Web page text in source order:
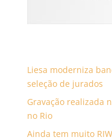
Liesa moderniza
seleção de jurados
Gravação realizada
no Rio
Ainda tem muito